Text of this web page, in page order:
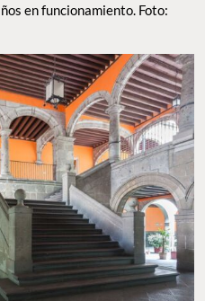
en funcionamiento. Foto: